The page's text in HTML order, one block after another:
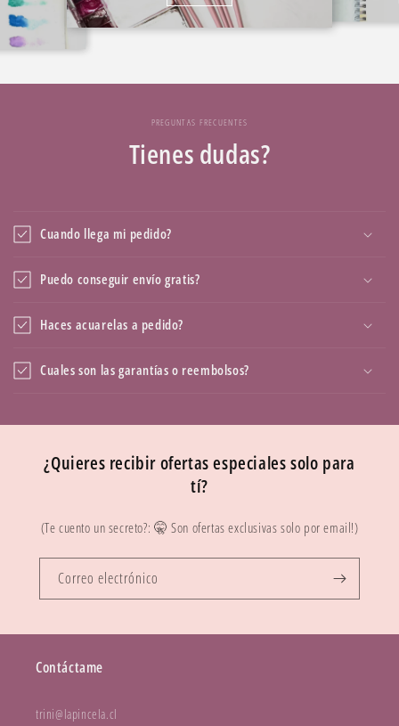
PREGUNTAS FRECUENTES
Tienes dudas?
Cuando llega mi pedido?
Puedo conseguir envío gratis?
Haces acuarelas a pedido?
Cuales son las garantías o reembolsos?
¿Quieres recibir ofertas especiales solo para
tí?
(Te cuento un secreto?: 🤫 Son ofertas exclusivas solo por email!)
Correo electrónico
Contáctame
trini@lapincela.cl